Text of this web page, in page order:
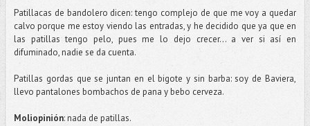
Patillacas de bandolero dicen: tengo complejo de que me voy a quedar
calvo porque me estoy viendo las entradas, y he decidido que ya que en
las patillastengo pelo, pues me lo dejo crecer... a ver si así en
difuminado, nadie se da cuenta.
Patillas gordas que se juntan en el bigote y sin barba: soy deBaviera,
llevo pantalones bombachos de pana y bebo cerveza.
Moliopinión: nada de patillas.